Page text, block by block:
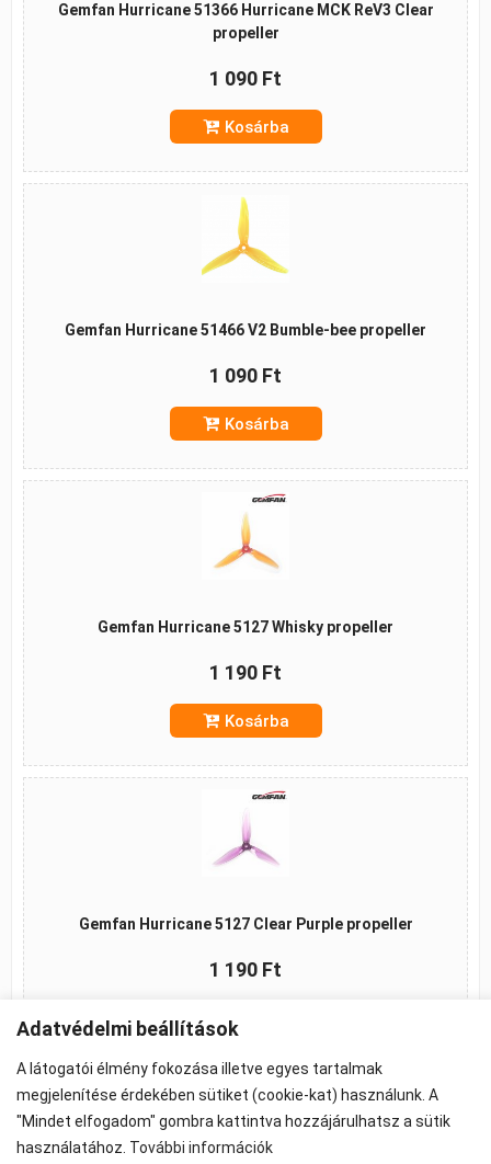
Gemfan Hurricane 51366 Hurricane MCK ReV3 Clear
propeller
1 090 Ft
Kosárba
Gemfan Hurricane 51466 V2 Bumble-bee propeller
1 090 Ft
Kosárba
Gemfan Hurricane 5127 Whisky propeller
1 190 Ft
Kosárba
Gemfan Hurricane 5127 Clear Purple propeller
1 190 Ft
Kosárba
©2026 - ÁSZF
Cookie beállítások
Propeller - FPV Alkatrész - FPV felszerelés
Adatvédelmi beállítások
A látogatói élmény fokozása illetve egyes tartalmak
megjelenítése érdekében sütiket (cookie-kat) használunk. A
"Mindet elfogadom" gombra kattintva hozzájárulhatsz a sütik
használatához. További információk